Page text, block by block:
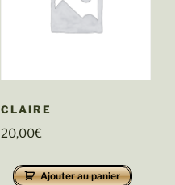
CLAIRE
20,00€
Ajouter au panier